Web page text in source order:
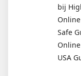
bij
Safe
USA